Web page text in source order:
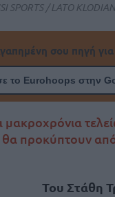
/ LATO
σου πηγή
το Eurohoops στην
προκύπτουν από
Του Στάθη